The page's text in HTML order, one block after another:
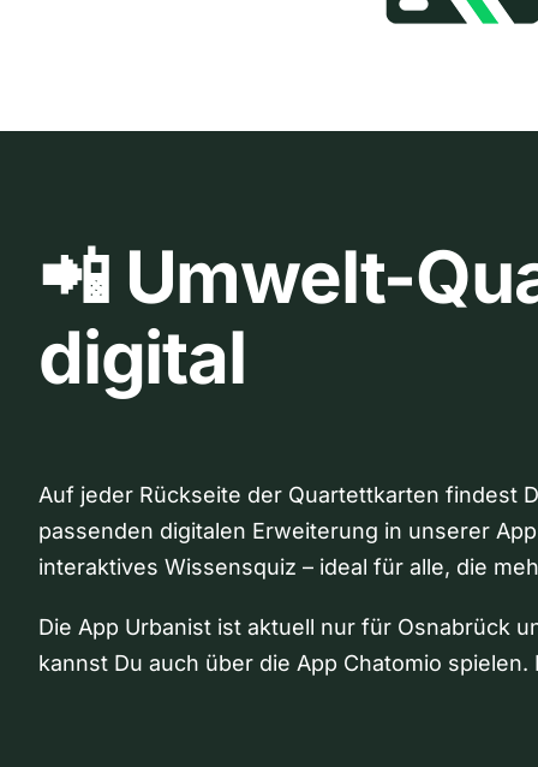
📲 Umwelt-
digital
Auf jeder Rückseite der Quartettkarten findest
passenden digitalen Erweiterung in unserer
interaktives Wissensquiz – ideal für alle, die
Die App Urbanist ist aktuell nur für Osnabrück
kannst Du auch über die App Chatomio